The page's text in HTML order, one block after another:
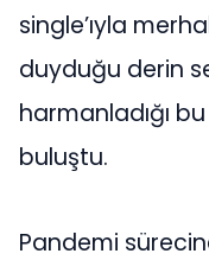
single’ıyla
duyduğu derin
harmanladığı
buluştu.
Pandemi